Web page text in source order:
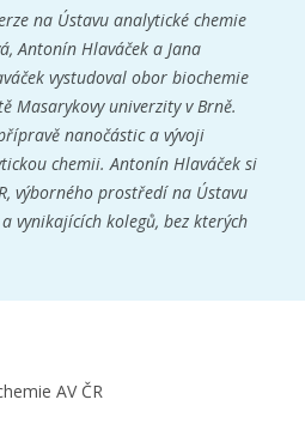
na Ústavu analytické chemie
Antonín Hlaváček a Jana
vystudoval obor biochemie
Masarykovy univerzity v Brně.
nanočástic a vývoji
chemii. Antonín Hlaváček si
výborného prostředí na Ústavu
vynikajících kolegů, bez kterých
AV ČR